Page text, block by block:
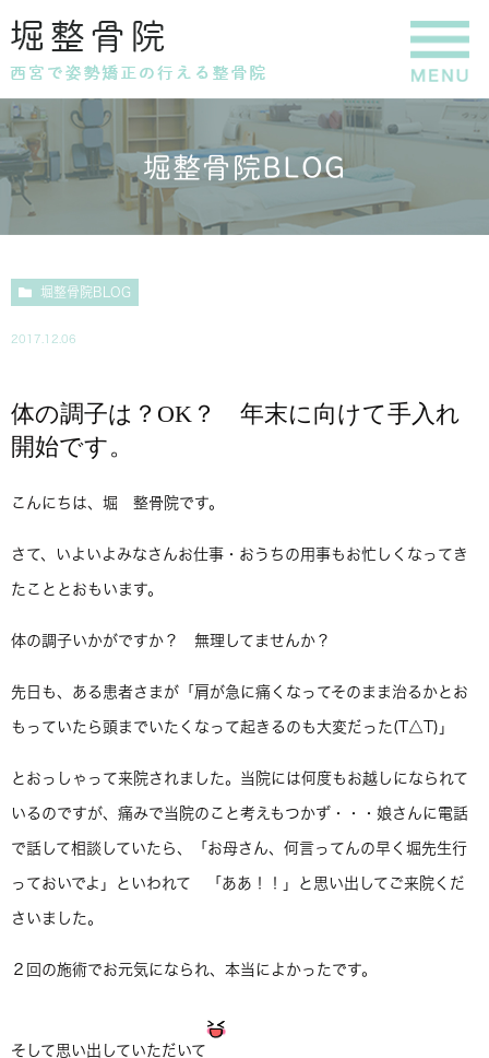
堀整骨院BLOG
堀整骨院BLOG
2017.12.06
体の調子は？OK？ 年末に向けて手入れ
開始です。
こんにちは、堀 整骨院です。
さて、いよいよみなさんお仕事・おうちの用事もお忙しくなってき
たこととおもいます。
体の調子いかがですか？ 無理してませんか？
先日も、ある患者さまが「肩が急に痛くなってそのまま治るかとお
もっていたら頭までいたくなって起きるのも大変だった(T△T)」
とおっしゃって来院されました。当院には何度もお越しになられて
いるのですが、痛みで当院のこと考えもつかず・・・娘さんに電話
で話して相談していたら、「お母さん、何言ってんの早く堀先生行
っておいでよ」といわれて 「ああ！！」と思い出してご来院くだ
さいました。
２回の施術でお元気になられ、本当によかったです。
そして思い出していただいて